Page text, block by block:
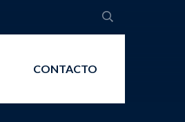
CONTACTO